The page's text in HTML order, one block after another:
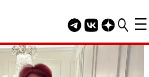
Telegram канал
Группа HELLO
Канал